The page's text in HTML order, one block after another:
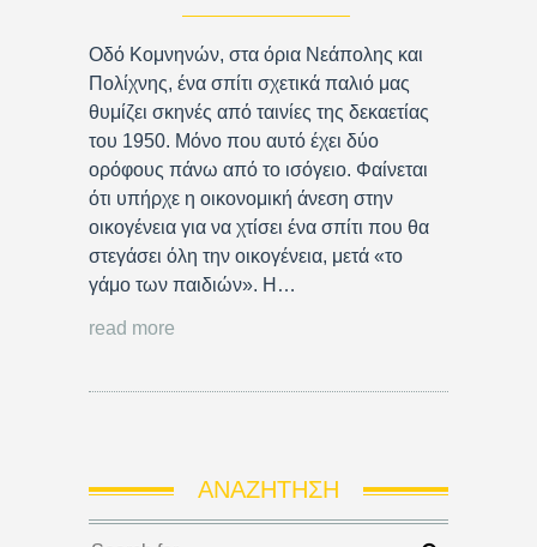
Οδό Κομνηνών, στα όρια Νεάπολης και
Πολίχνης, ένα σπίτι σχετικά παλιό μας
θυμίζει σκηνές από ταινίες της δεκαετίας
του 1950. Μόνο που αυτό έχει δύο
ορόφους πάνω από το ισόγειο. Φαίνεται
ότι υπήρχε η οικονομική άνεση στην
οικογένεια για να χτίσει ένα σπίτι που θα
στεγάσει όλη την οικογένεια, μετά «το
γάμο των παιδιών». Η…
read more
ΑΝΑΖΉΤΗΣΗ